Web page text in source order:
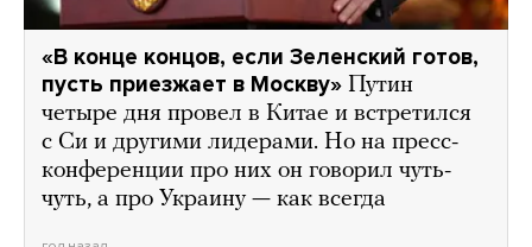
«В конце концов, если Зеленский готов,
пусть приезжает в Москву» Путин
четыре дня провел в Китае и встретился
с Си и другими лидерами. Но на пресс-
конференции про них он говорил чуть-
чуть, а про Украину — как всегда